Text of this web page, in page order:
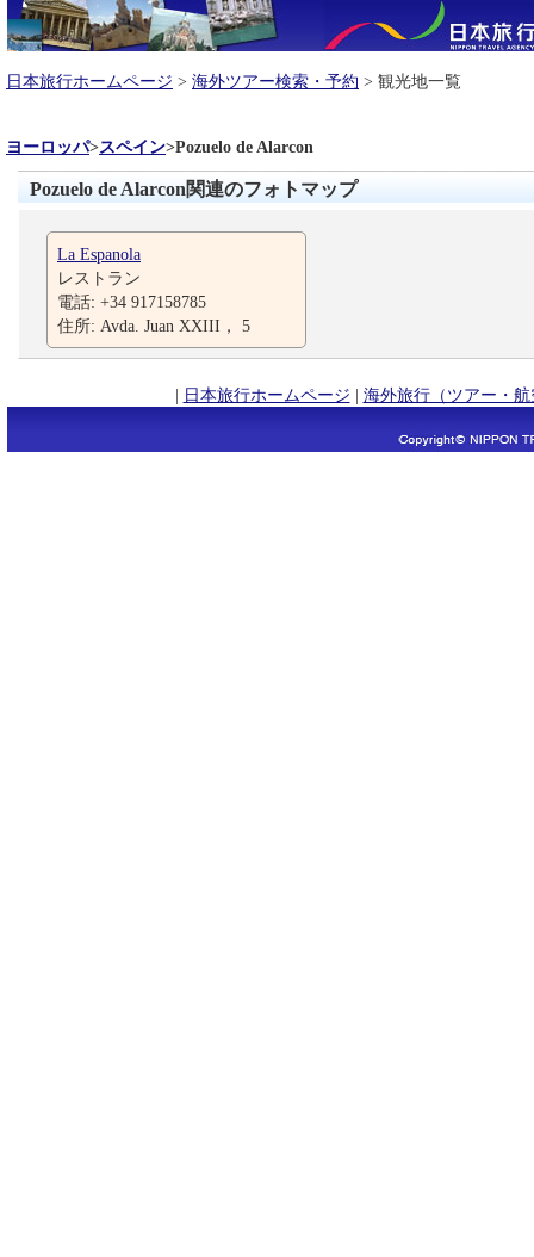
日本旅行ホームページ > 海外ツアー検索・予約 > 観光地一覧
ヨーロッパ>スペイン>Pozuelo de Alarcon
Pozuelo de Alarcon関連のフォトマップ
La Espanola
レストラン
電話: +34 917158785
住所: Avda. Juan XXIII， 5
| 日本旅行ホームページ | 海外旅行（ツアー・航